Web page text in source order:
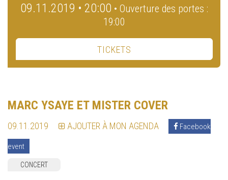
09.11.2019 • 20:00 • Ouverture des portes :
19:00
TICKETS
MARC YSAYE ET MISTER COVER
09.11.2019 AJOUTER À MON AGENDA Facebook
event
CONCERT